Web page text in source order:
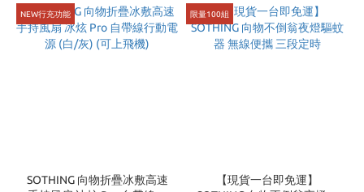
NEW行充功能
SOTHING 向物折疊冰敷高速
限量100組
【現貨一台即免運】